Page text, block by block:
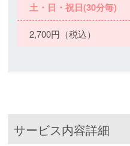
土・日・祝日(30分毎)
2,700円（税込）
サービス内容詳細